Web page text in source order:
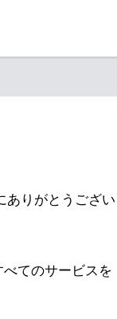
ありがとうござい
てのサービスを